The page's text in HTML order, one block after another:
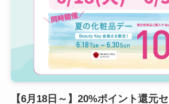
【6月18日～】20%ポイント還元